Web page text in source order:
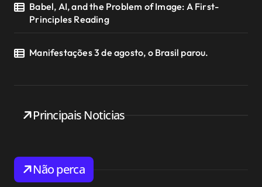
Babel, AI, and the Problem of Image: A First-
Principles Reading
Manifestações 3 de agosto, o Brasil parou.
Principais Noticias
Não perca